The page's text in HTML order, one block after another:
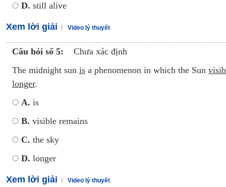
D. still alive
Xem lời giải Video lý thuyết
Câu hỏi số 5:
Chưa xác định
The midnight sun is a phenomenon in which the Sun
longer.
A. is
B. visible remains
C. the sky
D. longer
Xem lời giải Video lý thuyết